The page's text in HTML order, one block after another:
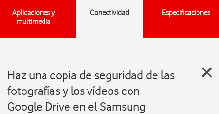
Aplicaciones y
multimedia
Conectividad Especificaciones
Haz una copia de seguridad de las
fotografías y los vídeos con
Google Drive en el Samsung